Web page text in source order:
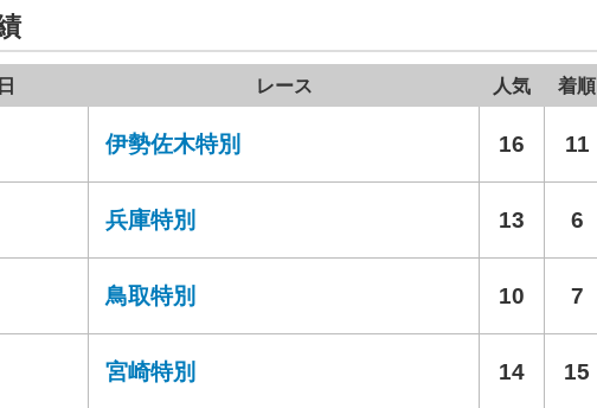
レース 人気 着順
伊勢佐木特別 16 11
兵庫特別 13 6
鳥取特別 10 7
宮崎特別 14 15